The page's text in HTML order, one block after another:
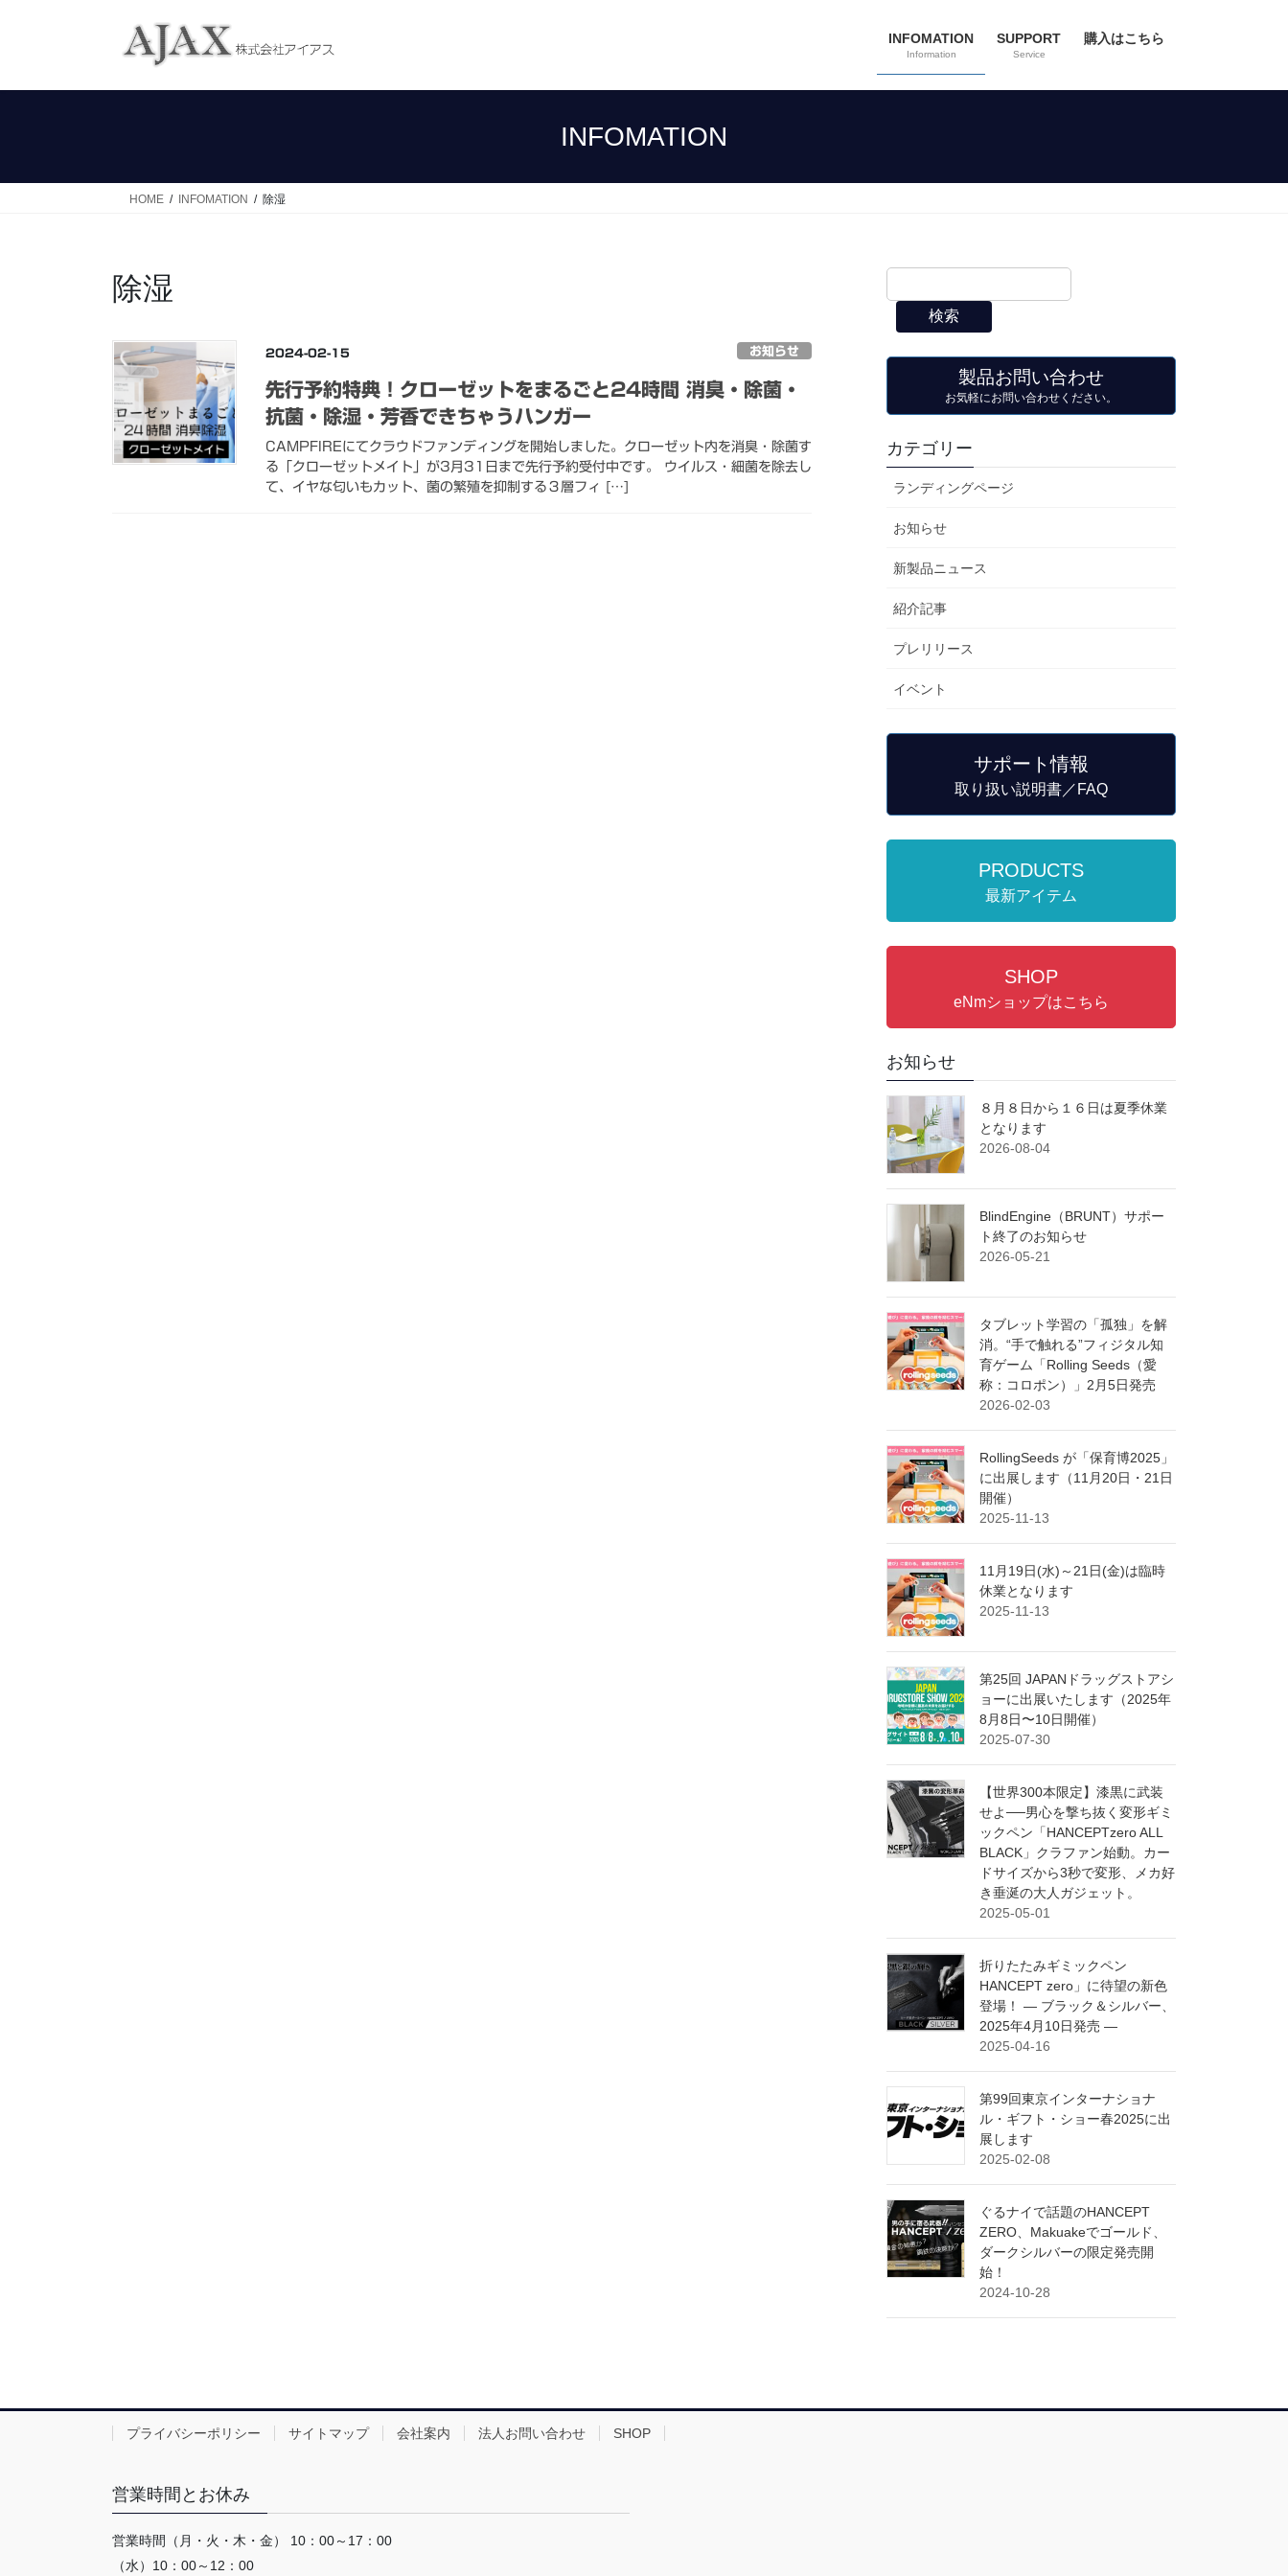
INFOMATION
Information
SUPPORT
Service
購入はこちら
INFOMATION
HOME INFOMATION 除湿
除湿
2024-02-15 お知らせ
先行予約特典！クローゼットをまるごと24時間 消臭・除菌・
抗菌・除湿・芳香できちゃうハンガー
CAMPFIREにてクラウドファンディングを開始しました。クローゼット内を消臭・除菌す
る「クローゼットメイト」が3月31日まで先行予約受付中です。 ウイルス・細菌を除去し
て、イヤな匂いもカット、菌の繁殖を抑制する３層フィ […]
検索
製品お問い合わせ
お気軽にお問い合わせください。
カテゴリー
ランディングページ
お知らせ
新製品ニュース
紹介記事
プレリリース
イベント
サポート情報
取り扱い説明書／FAQ
PRODUCTS
最新アイテム
SHOP
eNmショップはこちら
お知らせ
８月８日から１６日は夏季休業
となります
2026-08-04
BlindEngine（BRUNT）サポー
ト終了のお知らせ
2026-05-21
タブレット学習の「孤独」を解
消。“手で触れる”フィジタル知
育ゲーム「Rolling Seeds（愛
称：コロポン）」2月5日発売
2026-02-03
RollingSeeds が「保育博2025」
に出展します（11月20日・21日
開催）
2025-11-13
11月19日(水)～21日(金)は臨時
休業となります
2025-11-13
第25回 JAPANドラッグストアシ
ョーに出展いたします（2025年
8月8日〜10日開催）
2025-07-30
【世界300本限定】漆黒に武装
せよ──男心を撃ち抜く変形ギミ
ックペン「HANCEPTzero ALL
BLACK」クラファン始動。カー
ドサイズから3秒で変形、メカ好
き垂涎の大人ガジェット。
2025-05-01
折りたたみギミックペン
HANCEPT zero」に待望の新色
登場！ ― ブラック＆シルバー、
2025年4月10日発売 ―
2025-04-16
第99回東京インターナショナ
ル・ギフト・ショー春2025に出
展します
2025-02-08
ぐるナイで話題のHANCEPT
ZERO、Makuakeでゴールド、
ダークシルバーの限定発売開
始！
2024-10-28
プライバシーポリシー サイトマップ 会社案内 法人お問い合わせ SHOP
営業時間とお休み
営業時間（月・火・木・金） 10：00～17：00
（水）10：00～12：00